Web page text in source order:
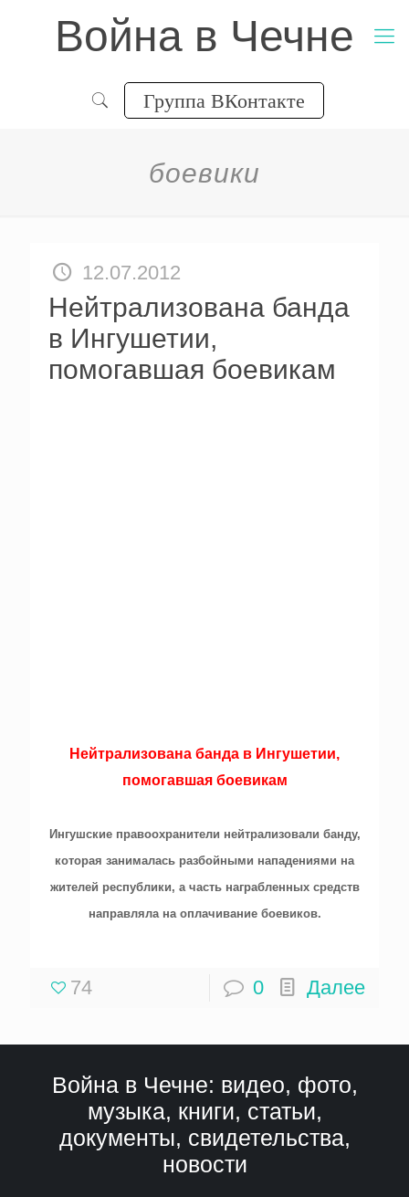
Война в Чечне
Группа ВКонтакте
боевики
12.07.2012
Нейтрализована банда
в Ингушетии,
помогавшая боевикам
Нейтрализована банда в Ингушетии,
помогавшая боевикам
Ингушские правоохранители нейтрализовали банду,
которая занималась разбойными нападениями на
жителей республики, а часть награбленных средств
направляла на оплачивание боевиков.
74 0 Далее
Война в Чечне: видео, фото,
музыка, книги, статьи,
документы, свидетельства,
новости